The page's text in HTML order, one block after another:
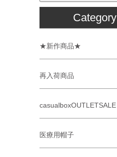
Category
★新作商品★
再入荷商品
casualboxOUTLETSALE
医療用帽子